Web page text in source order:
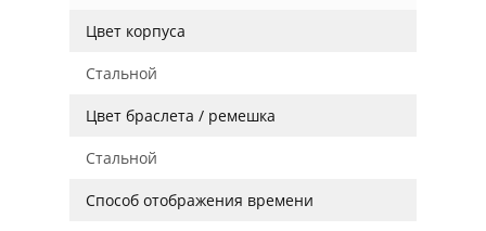
Цвет корпуса
Стальной
Цвет браслета / ремешка
Стальной
Способ отображения времени